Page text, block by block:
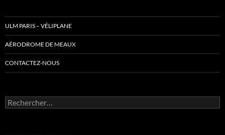
ULM PARIS – VÉLIPLANE
AÉRODROME DE MEAUX
CONTACTEZ-NOUS
Rechercher :